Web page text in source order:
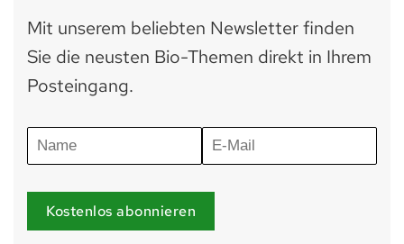
Mit unserem beliebten Newsletter finden
Sie die neusten Bio-Themen direkt in Ihrem
Posteingang.
Kostenlos abonnieren